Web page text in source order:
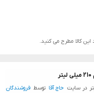
کالا مطرح می کنید.
حاج آقا توسط فروشندگان